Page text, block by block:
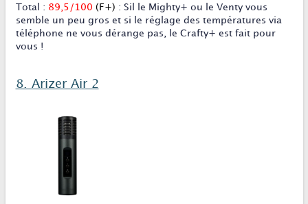
Total : 89,5/100 (F+) : Sil le Mighty+ ou le Venty vous
semble un peu gros et si le réglage des températures via
téléphone ne vous dérange pas, le Crafty+ est fait pour
vous !
8. Arizer Air 2